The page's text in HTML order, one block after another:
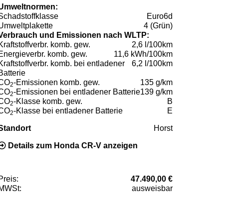
Euro6d
4 (Grün)
und Emissionen nach WLTP:
komb. gew.
2,6 l/100km
komb. gew.
11,6 kWh/100km
komb. bei entladener
6,2 l/100km
2-Emissionen komb. gew.
135 g/km
2-Emissionen bei entladener Batterie139 g/km
2-Klasse komb. gew.
B
2-Klasse bei entladener Batterie E
Horst
Details zum Honda CR-V anzeigen
47.490,00 €
ausweisbar